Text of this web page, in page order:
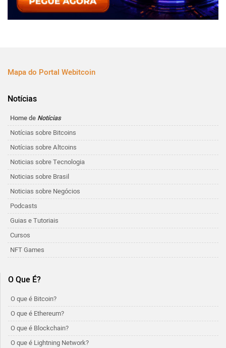
Mapa do Portal Webitcoin
Notícias
Home de Notícias
Notícias sobre Bitcoins
Notícias sobre Altcoins
Noticias sobre Tecnologia
Noticias sobre Brasil
Noticias sobre Negócios
Podcasts
Guias e Tutoriais
Cursos
NFT Games
O Que É?
O que é Bitcoin?
O que é Ethereum?
O que é Blockchain?
O que é Lightning Network?